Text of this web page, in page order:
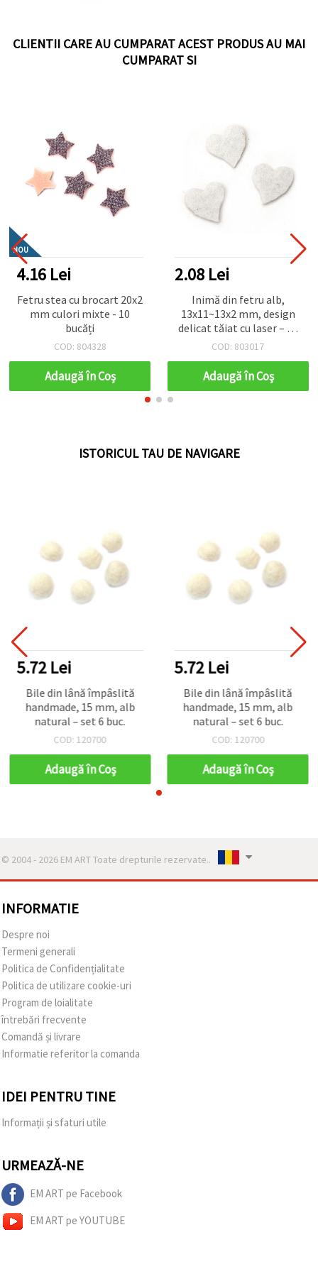
CLIENTII CARE AU CUMPARAT ACEST PRODUS AU MAI
CUMPARAT SI
NOU
4.16 Lei
Fetru stea cu brocart 20x2
mm culori mixte - 10
bucăți
COD: 804328
Adaugă în Coş
2.08 Lei
Inimă din fetru alb,
13x11~13x2 mm, design
delicat tăiat cu laser – 20
bucăți
COD: 803017
Adaugă în Coş
ISTORICUL TAU DE NAVIGARE
5.72 Lei
Bile din lână împâslită
handmade, 15 mm, alb
natural – set 6 buc.
COD: 120700
Adaugă în Coş
5.72 Lei
Bile din lână împâslită
handmade, 15 mm, alb
natural – set 6 buc.
COD: 120700
Adaugă în Coş
© 2004 - 2026 EM ART Toate drepturile rezervate..
INFORMATIE
Despre noi
Termeni generali
Politica de Confidențialitate
Politica de utilizare cookie-uri
Program de loialitate
întrebări frecvente
Comandă și livrare
Informatie referitor la comanda
IDEI PENTRU TINE
Informații și sfaturi utile
URMEAZĂ-NE
EM ART pe Facebook
EM ART pe YOUTUBE